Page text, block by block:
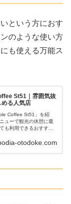
という方におす
のような使い方
も使える万能ス
St51｜雰囲気抜
る人気店
Coffee St51」を紹
ューで観光の休憩に最
も利用できるおすすめ
otodoke.com